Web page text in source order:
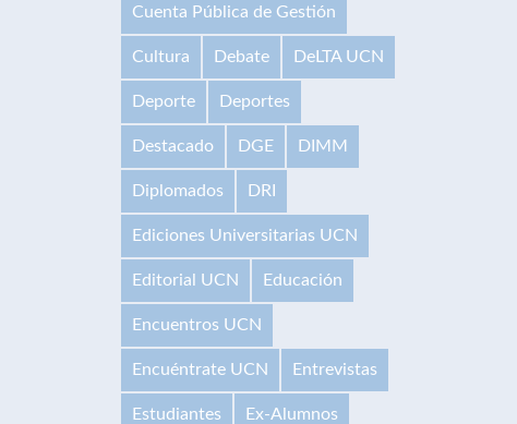
Cuenta Pública de Gestión
Cultura Debate DeLTA UCN
Deporte Deportes
Destacado DGE DIMM
Diplomados DRI
Ediciones Universitarias UCN
Editorial UCN Educación
Encuentros UCN
Encuéntrate UCN Entrevistas
Estudiantes Ex-Alumnos